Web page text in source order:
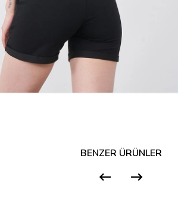
BENZER ÜRÜNLER